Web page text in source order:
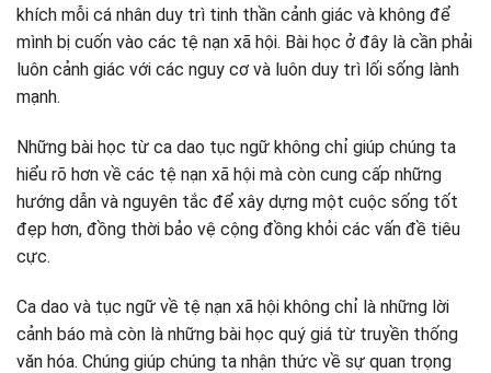
khích mỗi cá nhân duy trì tinh thần cảnh giác và không để
mình bị cuốn vào các tệ nạn xã hội. Bài học ở đây là cần phải
luôn cảnh giác với các nguy cơ và luôn duy trì lối sống lành
mạnh.
Những bài học từ ca dao tục ngữ không chỉ giúp chúng ta
hiểu rõ hơn về các tệ nạn xã hội mà còn cung cấp những
hướng dẫn và nguyên tắc để xây dựng một cuộc sống tốt
đẹp hơn, đồng thời bảo vệ cộng đồng khỏi các vấn đề tiêu
cực.
Ca dao và tục ngữ về tệ nạn xã hội không chỉ là những lời
cảnh báo mà còn là những bài học quý giá từ truyền thống
văn hóa. Chúng giúp chúng ta nhận thức về sự quan trọng